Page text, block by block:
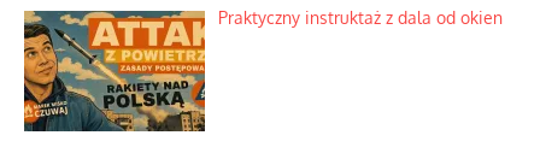
Praktyczny instruktaż z dala od okien